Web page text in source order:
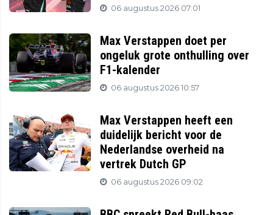
06 augustus 2026 07:01
Max Verstappen doet per
ongeluk grote onthulling over
F1-kalender
06 augustus 2026 10:57
Max Verstappen heeft een
duidelijk bericht voor de
Nederlandse overheid na
vertrek Dutch GP
06 augustus 2026 09:02